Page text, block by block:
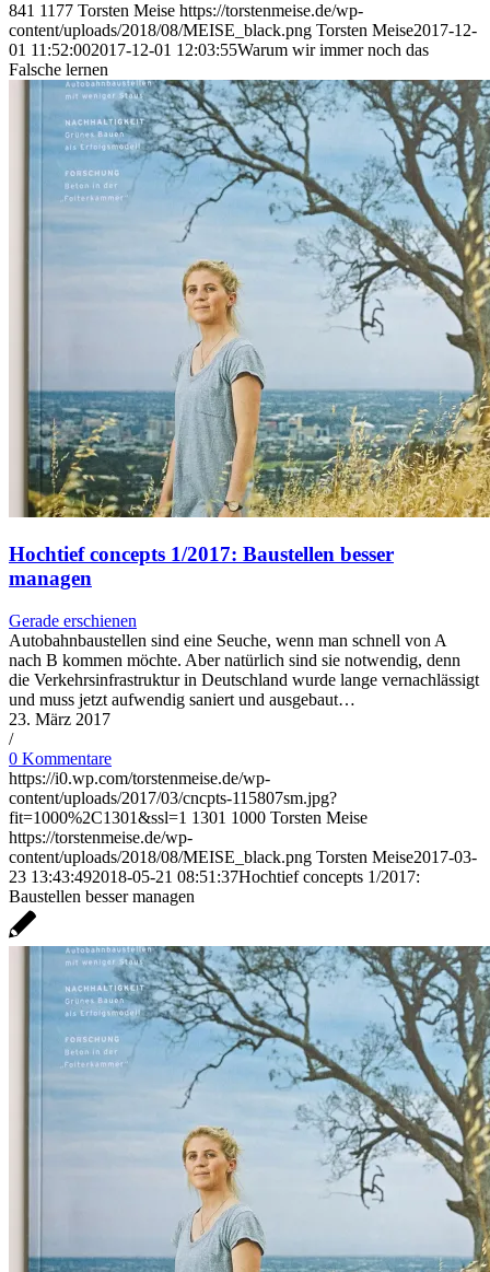
841 1177 Torsten Meise https://torstenmeise.de/wp-
content/uploads/2018/08/MEISE_black.png Torsten Meise2017-12-
01 11:52:002017-12-01 12:03:55Warum wir immer noch das
Falsche lernen
Hochtief concepts 1/2017: Baustellen besser
managen
Gerade erschienen
Autobahnbaustellen sind eine Seuche, wenn man schnell von A
nach B kommen möchte. Aber natürlich sind sie notwendig, denn
die Verkehrsinfrastruktur in Deutschland wurde lange vernachlässigt
und muss jetzt aufwendig saniert und ausgebaut…
23. März 2017
/
0 Kommentare
https://i0.wp.com/torstenmeise.de/wp-
content/uploads/2017/03/cncpts-115807sm.jpg?
fit=1000%2C1301&ssl=1 1301 1000 Torsten Meise
https://torstenmeise.de/wp-
content/uploads/2018/08/MEISE_black.png Torsten Meise2017-03-
23 13:43:492018-05-21 08:51:37Hochtief concepts 1/2017:
Baustellen besser managen